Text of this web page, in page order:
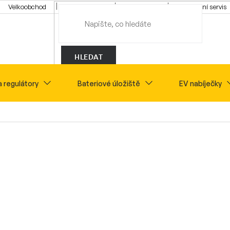
Velkoobchod Montážní servis
HLEDAT
regulátory Bateriové úložiště EV nabíječky
Sety Novinky